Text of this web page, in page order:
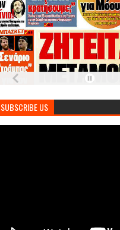
SUBSCRIBE US